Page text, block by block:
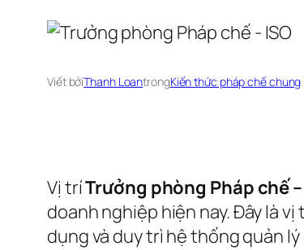
Viết bởiThanh LoantrongKiến thức pháp chế chung
Vị tríTrưởng phòng Pháp chế –
doanh nghiệp hiện nay. Đây là
dụng và duy trì hệ thống quản